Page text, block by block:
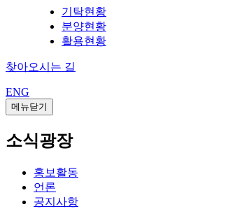
기탁현황
분양현황
활용현황
찾아오시는 길
ENG
메뉴닫기
소식광장
홍보활동
언론
공지사항